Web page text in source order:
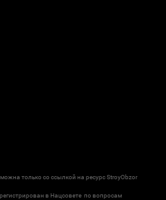
только со ссылкой на ресурс StroyObzor
в Нацсовете по вопросам